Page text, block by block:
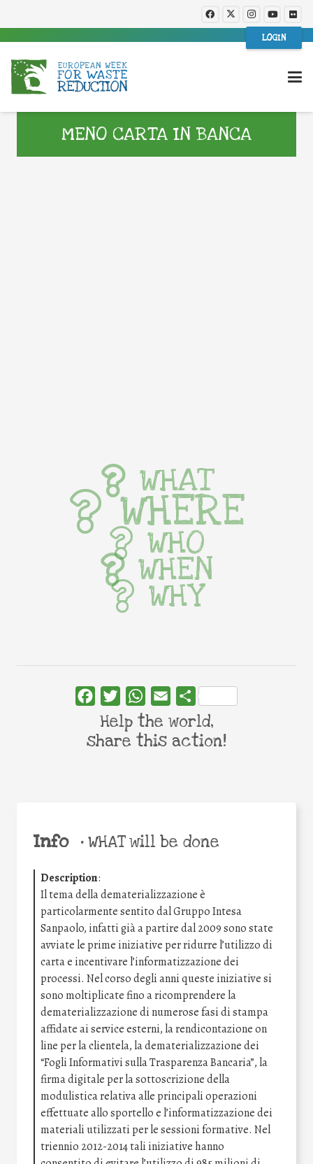
LOGIN
MENO CARTA IN BANCA
Info •WHAT will be done
Description:
Il tema della dematerializzazione è
particolarmente sentito dal Gruppo Intesa
Sanpaolo, infatti già a partire dal 2009 sono state
avviate le prime iniziative per ridurre l’utilizzo di
carta e incentivare l’informatizzazione dei
processi. Nel corso degli anni queste iniziative si
sono moltiplicate fino a ricomprendere la
dematerializzazione di numerose fasi di stampa
affidate ai service esterni, la rendicontazione on
line per la clientela, la dematerializzazione dei
“Fogli Informativi sulla Trasparenza Bancaria”, la
firma digitale per la sottoscrizione della
modulistica relativa alle principali operazioni
effettuate allo sportello e l’informatizzazione dei
materiali utilizzati per le sessioni formative. Nel
triennio 2012-2014 tali iniziative hanno
WHAT
WHERE
WHO
WHEN
WHY
FacebookTwitterWhatsApp
Email Share
Help the world,
share this action!